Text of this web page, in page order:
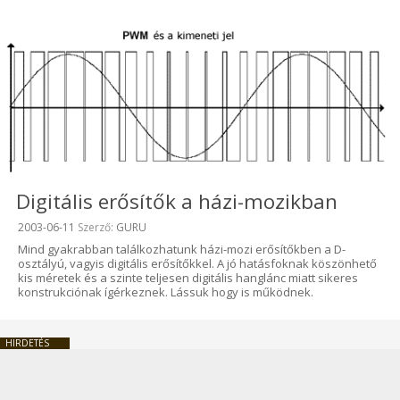
Digitális erősítők a házi-mozikban
Beküldve:
2003-06-11 Szerző: GURU
Mind gyakrabban találkozhatunk házi-mozi erősítőkben a D-
osztályú, vagyis digitális erősítőkkel. A jó hatásfoknak köszönhető
kis méretek és a szinte teljesen digitális hanglánc miatt sikeres
konstrukciónak ígérkeznek. Lássuk hogy is működnek.
HIRDETÉS